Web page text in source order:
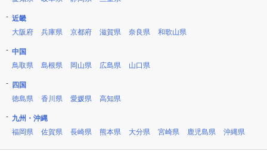
近畿
大阪府
兵庫県 京都府 滋賀県 奈良県 和歌山県
中国
鳥取県
島根県 岡山県 広島県 山口県
四国
徳島県
香川県 愛媛県 高知県
九州・沖縄
福岡県
佐賀県 長崎県 熊本県 大分県 宮崎県 鹿児島県 沖縄県